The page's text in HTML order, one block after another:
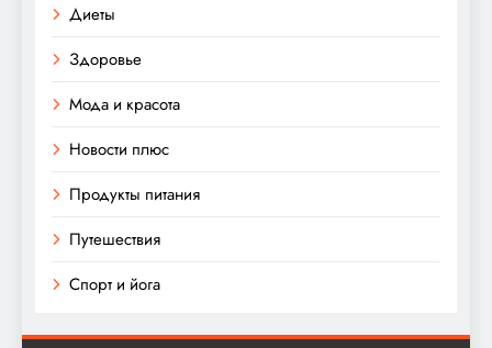
Диеты
Здоровье
Мода и красота
Новости плюс
Продукты питания
Путешествия
Спорт и йога